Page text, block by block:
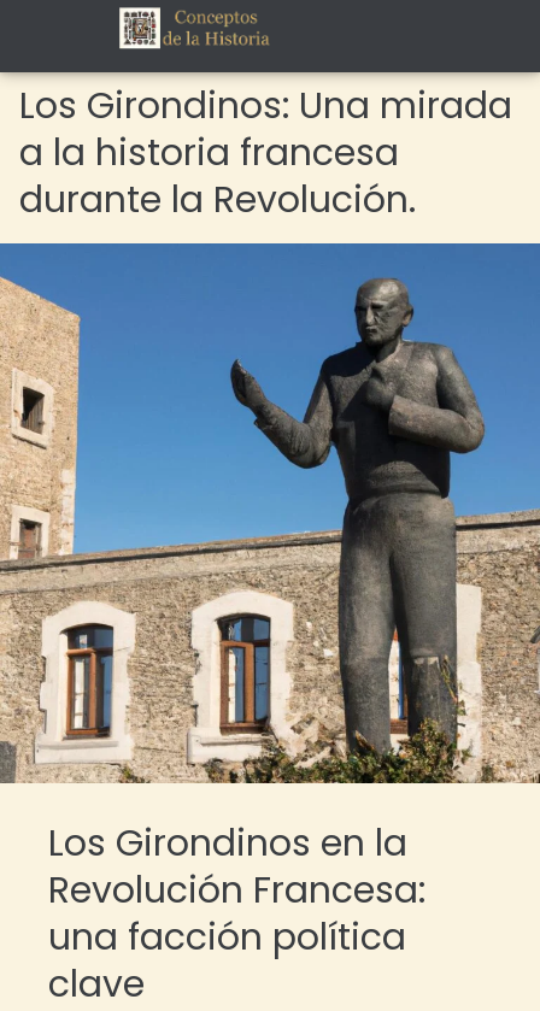
Los Girondinos: Una mirada
a la historia francesa
durante la Revolución.
Los Girondinos en la
Revolución Francesa:
una facción política
clave